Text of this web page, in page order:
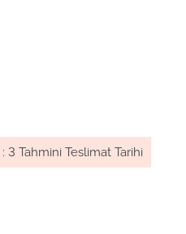
: 3 Tahmini Teslimat Tarihi